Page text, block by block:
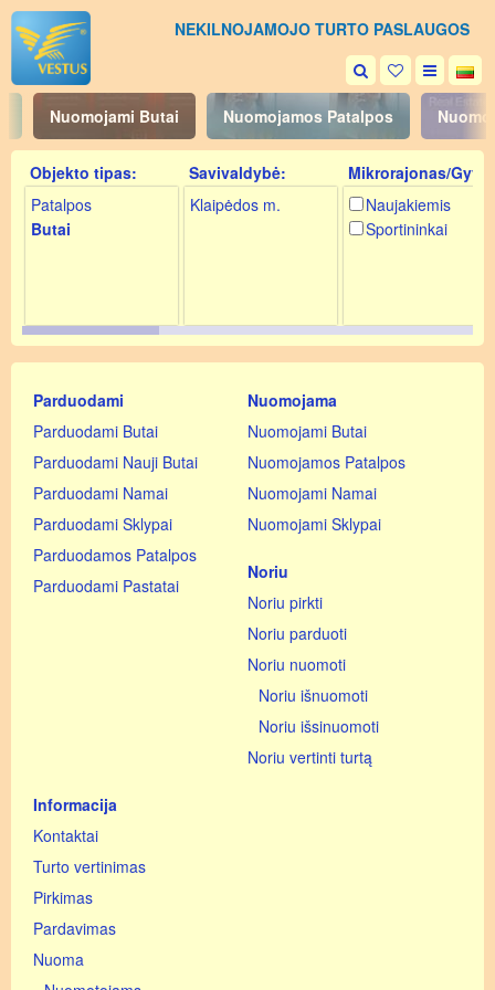
NEKILNOJAMOJO TURTO PASLAUGOS
Nuomojami Butai Nuomojamos Patalpos
Objekto tipas:
Patalpos
Butai
Savivaldybė:
Klaipėdos m.
Mikrorajonas/Gyv.:
Naujakiemis
Sportininkai
Parduodami
Parduodami Butai
Parduodami Nauji Butai
Parduodami Namai
Parduodami Sklypai
Parduodamos Patalpos
Parduodami Pastatai
Nuomojama
Nuomojami Butai
Nuomojamos Patalpos
Nuomojami Namai
Nuomojami Sklypai
Noriu
Noriu pirkti
Noriu parduoti
Noriu nuomoti
Noriu išnuomoti
Noriu išsinuomoti
Noriu vertinti turtą
Informacija
Kontaktai
Turto vertinimas
Pirkimas
Pardavimas
Nuoma